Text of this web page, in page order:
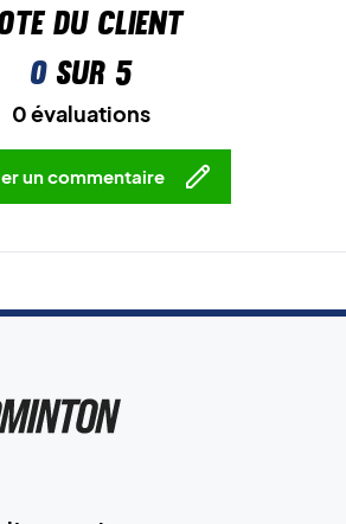
du client
0sur 5
0 évaluations
un commentaire